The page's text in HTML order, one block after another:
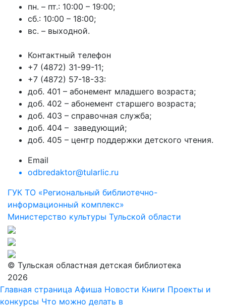
пн. – пт.: 10:00 – 19:00;
сб.: 10:00 – 18:00;
вс. – выходной.
Контактный телефон
+7 (4872) 31-99-11;
+7 (4872) 57-18-33:
доб. 401 – абонемент младшего возраста;
доб. 402 – абонемент старшего возраста;
доб. 403 – справочная служба;
доб. 404 – заведующий;
доб. 405 – центр поддержки детского чтения.
Email
odbredaktor@tularlic.ru
ГУК ТО «Региональный библиотечно-
информационный комплекс»
Министерство культуры Тульской области
© Тульская областная детская библиотека
2026
Главная страница Афиша Новости Книги Проекты и
конкурсы Что можно делать в